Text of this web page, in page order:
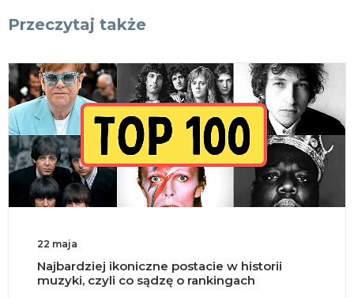
Przeczytaj także
22 maja
Najbardziej ikoniczne postacie w historii
muzyki, czyli co sądzę o rankingach